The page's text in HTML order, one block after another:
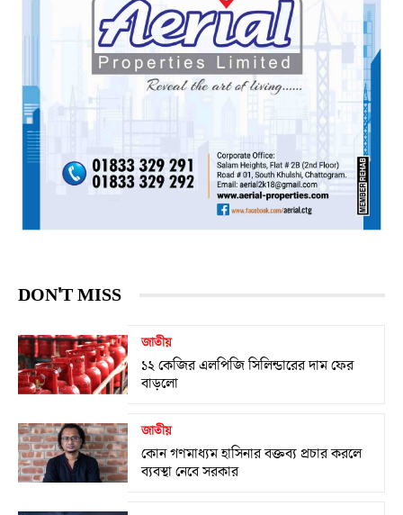
DON'T MISS
জাতীয়
১২ কেজির এলপিজি সিলিন্ডারের দাম ফের
বাড়লো
জাতীয়
কোন গণমাধ্যম হাসিনার বক্তব্য প্রচার করলে
ব্যবস্থা নেবে সরকার